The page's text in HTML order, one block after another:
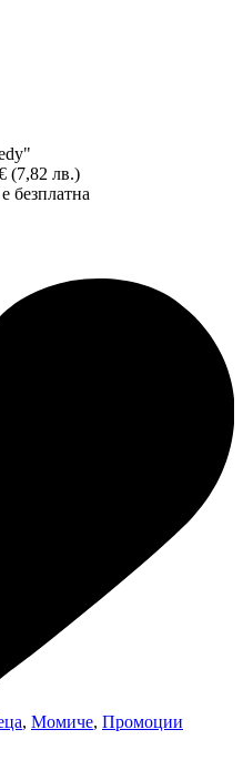
(7,82 лв.)
безплатна
, Момиче, Промоции